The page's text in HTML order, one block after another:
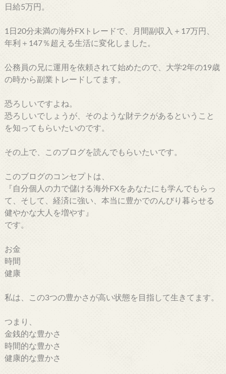
日給5万円。
1日20分未満の海外FXトレードで、月間副収入＋17万円、
年利＋147％超える生活に変化しました。
公務員の兄に運用を依頼されて始めたので、大学2年の19歳
の時から副業トレードしてます。
恐ろしいですよね。
恐ろしいでしょうが、そのような財テクがあるということ
を知ってもらいたいのです。
その上で、このブログを読んでもらいたいです。
このブログのコンセプトは、
『自分個人の力で儲ける海外FXをあなたにも学んでもらっ
て、そして、経済に強い、本当に豊かでのんびり暮らせる
健やかな大人を増やす』
です。
お金
時間
健康
私は、この3つの豊かさが高い状態を目指して生きてます。
つまり、
金銭的な豊かさ
時間的な豊かさ
健康的な豊かさ